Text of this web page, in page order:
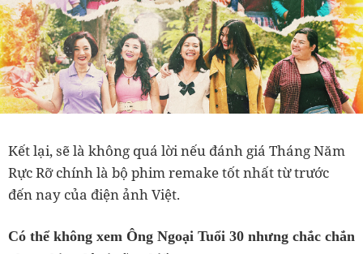
Kết lại, sẽ là không quá lời nếu đánh giá Tháng Năm
Rực Rỡ chính là bộ phim remake tốt nhất từ trước
đến nay của điện ảnh Việt.
Có thể không xem Ông Ngoại Tuổi 30 nhưng chắc chắn